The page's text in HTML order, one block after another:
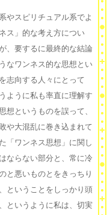
やスピリチュアル系でよ
ス」的な考え方につい
、要するに最終的な結論
なワンネス的な思想とい
志向する人々にとって
ように私も率直に理解す
想というものを誤って、
や大混乱に巻き込まれて
「ワンネス思想」に関し
ならない部分と、常に冷
と悪いものとをきっちり
ということをしっかり頭
というように私は、切実